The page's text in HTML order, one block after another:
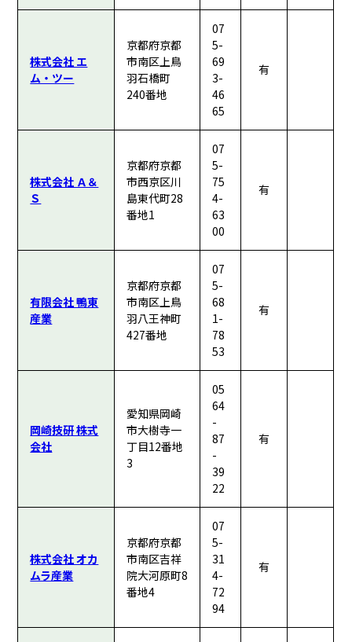
株式会社 エ
ム・ツー
京都府京都
市南区上鳥
羽石橋町
240番地
07
5-
69
3-
46
65
有
株式会社 Ａ＆
Ｓ
京都府京都
市西京区川
島東代町28
番地1
07
5-
75
4-
63
00
有
有限会社 鴨東
産業
京都府京都
市南区上鳥
羽八王神町
427番地
07
5-
68
1-
78
53
有
岡崎技研 株式
会社
愛知県岡崎
市大樹寺一
丁目12番地
3
05
64
-
87
-
39
22
有
株式会社 オカ
ムラ産業
京都府京都
市南区吉祥
院大河原町8
番地4
07
5-
31
4-
72
94
有